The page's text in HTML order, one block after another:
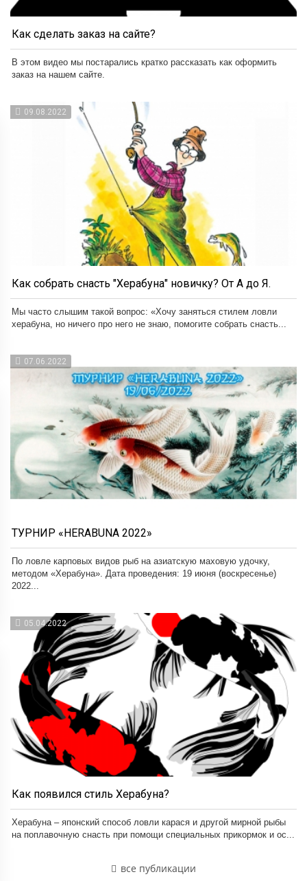
Как сделать заказ на сайте?
В этом видео мы постарались кратко рассказать как оформить
заказ на нашем сайте.
09.08.2022
Как собрать снасть "Херабуна" новичку? От А до Я.
Мы часто слышим такой вопрос: «Хочу заняться стилем ловли
херабуна, но ничего про него не знаю, помогите собрать снасть...
07.06.2022
ТУРНИР «HERABUNA 2022»
По ловле карповых видов рыб на азиатскую маховую удочку,
методом «Херабуна». Дата проведения: 19 июня (воскресенье)
2022...
05.04.2022
Как появился стиль Херабуна?
Херабуна – японский способ ловли карася и другой мирной рыбы
на поплавочную снасть при помощи специальных прикормок и ос...
все публикации